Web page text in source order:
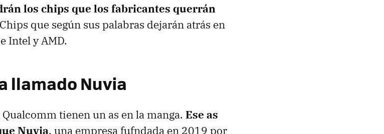
los chips que los fabricantes querrán
que según sus palabras dejarán atrás en
Intel y AMD.
llamado Nuvia
tienen un as en la manga. Ese as
Nuvia, una empresa fufndada en 2019 por